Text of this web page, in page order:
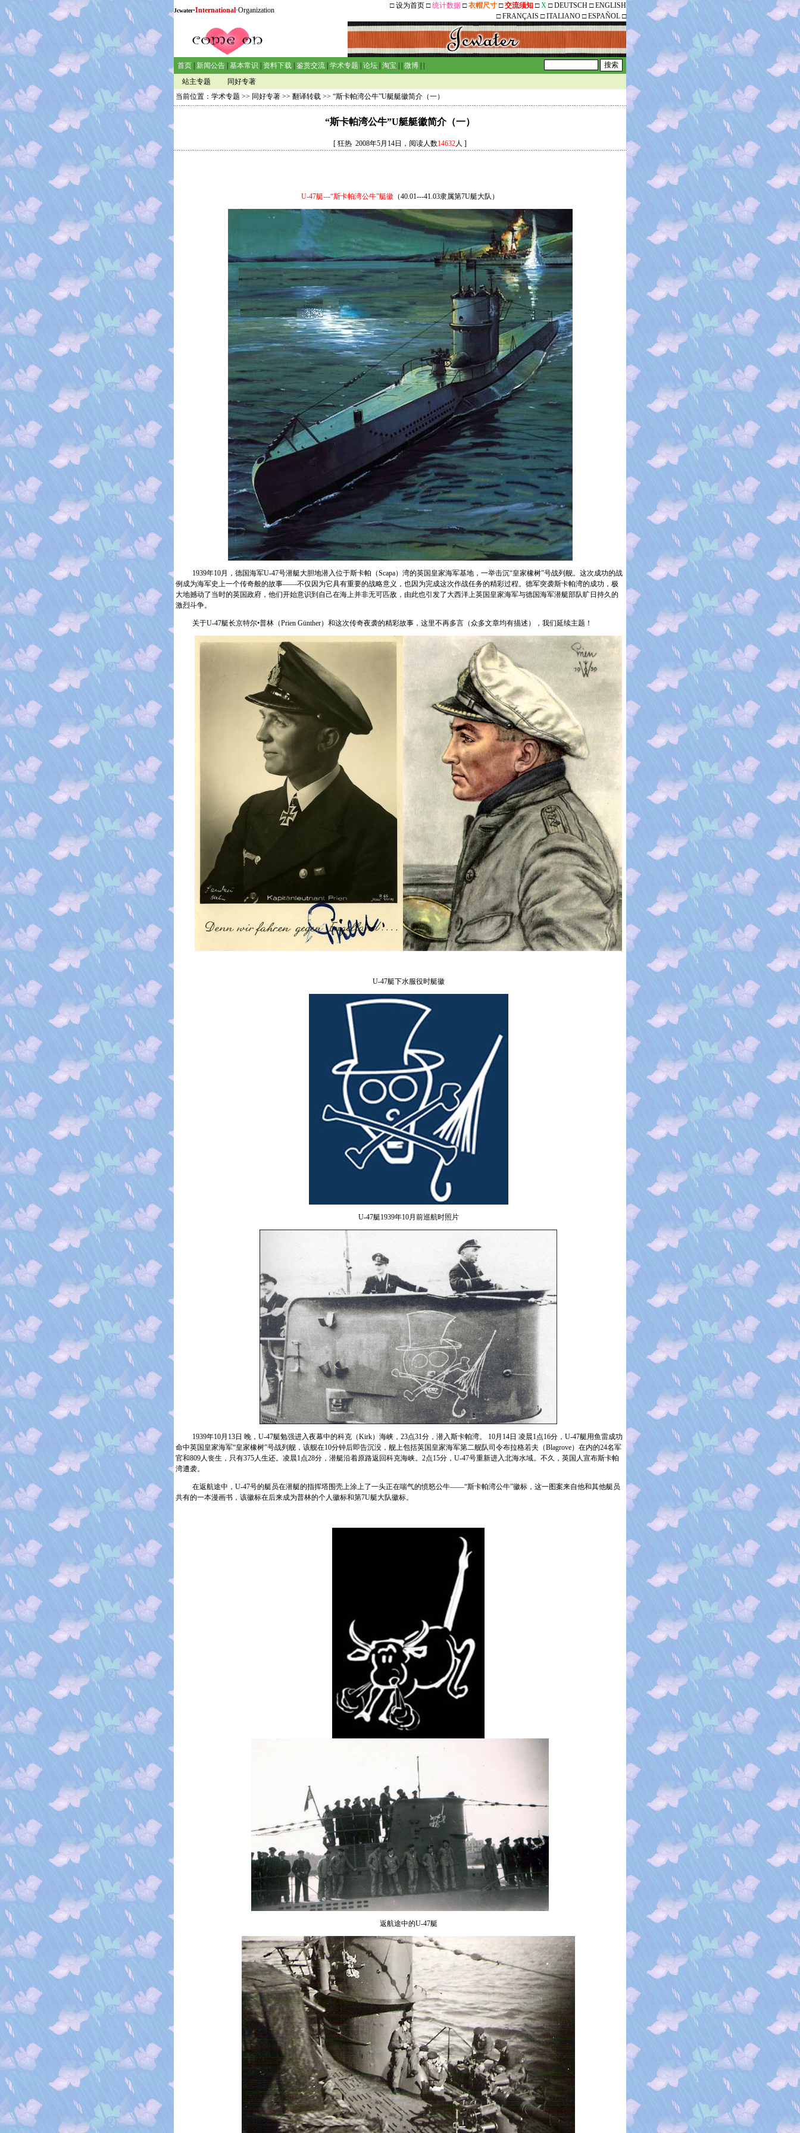
Jcwater·International·Organization
□设为首页 □统计数据 □衣帽尺寸 □交流须知 □X □DEUTSCH □ENGLISH
□FRANÇAIS □ITALIANO □ESPAÑOL □
首页 新闻公告 基本常识 资料下载 鉴赏交流 学术专题 论坛 淘宝 微博
站主专题
同好专著
当前位置： 学术专题 >> 同好专著 >> 翻译转载 >> “斯卡帕湾公牛”U艇艇徽简介（一）
“斯卡帕湾公牛”U艇艇徽简介（一）
[ 狂热 2008年5月14日，阅读人数14632人 ]
U-47艇---“斯卡帕湾公牛”艇徽 （40.01---41.03隶属第7U艇大队）
1939年10月，德国海军U-47号潜艇大胆地潜入位于斯卡帕（Scapa）湾的英国皇家海军基地，一举击沉“皇家橡树”号战列舰。这次成功的战
例成为海军史上一个传奇般的故事——不仅因为它具有重要的战略意义，也因为完成这次作战任务的精彩过程。德军突袭斯卡帕湾的成功，极
大地撼动了当时的英国政府，他们开始意识到自己在海上并非无可匹敌，由此也引发了大西洋上英国皇家海军与德国海军潜艇部队旷日持久的
激烈斗争。
关于U-47艇长京特尔•普林（Prien Günther）和这次传奇夜袭的精彩故事，这里不再多言（众多文章均有描述），我们延续主题！
U-47艇下水服役时艇徽
U-47艇1939年10月前巡航时照片
1939年10月 13日 晚， U-47艇勉强进入夜幕中的科克（Kirk）海峡， 23点31分，潜入斯卡帕湾。 10月 14日 凌晨1点16分， U-47艇用鱼雷成功
命中英国皇家海军“皇家橡树”号战列舰，该舰在10分钟后即告沉没，舰上包括英国皇家海军第二舰队司令布拉格若夫（Blagrove）在内的24名军
官和809人丧生，只有375人生还。凌晨1点28分，潜艇沿着原路返回科克海峡。 2点15分， U-47号重新进入北海水域。不久，英国人宣布斯卡帕
湾遭袭。
在返航途中， U-47号的艇员在潜艇的指挥塔围壳上涂上了一头正在喘气的愤怒公牛——“斯卡帕湾公牛”徽标，这一图案来自他和其他艇员
共有的一本漫画书，该徽标在后来成为普林的个人徽标和第7U艇大队徽标。
返航途中的U-47艇